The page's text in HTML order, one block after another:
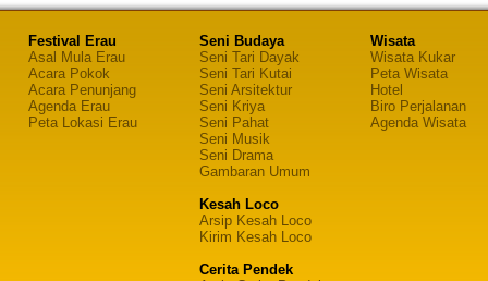
Festival Erau
Asal Mula Erau
Acara Pokok
Acara Penunjang
Agenda Erau
Peta Lokasi Erau
Seni Budaya
Seni Tari Dayak
Seni Tari Kutai
Seni Arsitektur
Seni Kriya
Seni Pahat
Seni Musik
Seni Drama
Gambaran Umum
Kesah Loco
Arsip Kesah Loco
Kirim Kesah Loco
Cerita Pendek
Wisata
Wisata Kukar
Peta Wisata
Hotel
Biro Perjalanan
Agenda Wisata